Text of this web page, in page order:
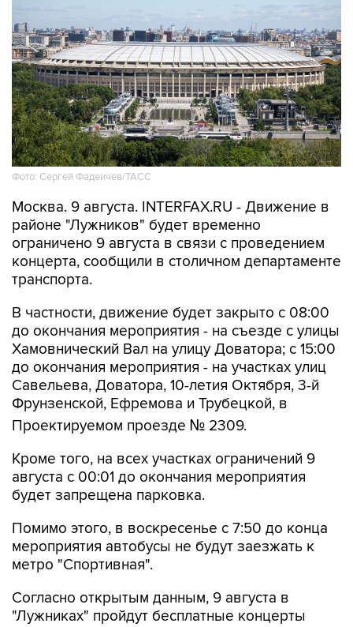
Фото: Сергей Фадеичев/ТАСС
Москва. 9 августа. INTERFAX.RU - Движение в
районе "Лужников" будет временно
ограничено 9 августа в связи с проведением
концерта, сообщили в столичном департаменте
транспорта.
В частности, движение будет закрыто с 08:00
до окончания мероприятия - на съезде с улицы
Хамовнический Вал на улицу Доватора; с 15:00
до окончания мероприятия - на участках улиц
Савельева, Доватора, 10-летия Октября, 3-й
Фрунзенской, Ефремова и Трубецкой, в
Проектируемом проезде № 2309.
Кроме того, на всех участках ограничений 9
августа с 00:01 до окончания мероприятия
будет запрещена парковка.
Помимо этого, в воскресенье с 7:50 до конца
мероприятия автобусы не будут заезжать к
метро "Спортивная".
Согласно открытым данным, 9 августа в
"Лужниках" пройдут бесплатные концерты